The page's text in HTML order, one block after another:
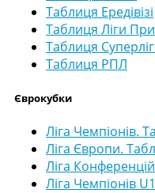
Таблиця Ередівізі
Таблиця Ліги
Таблиця
Таблиця РПЛ
Єврокубки
Ліга Чемпіонів.
Ліга Європи.
Ліга
Ліга Чемпіонів